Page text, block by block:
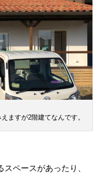
ますが2階建てなんです。
ペースがあったり、